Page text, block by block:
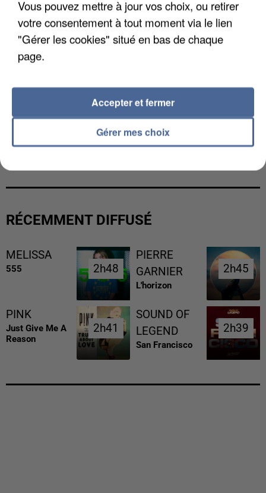
L’UN DES FONDATEURS SUPPOSÉS DE LA DZ
RÉCEMMENT DIFFUSÉ
MELISSA
555 2h48
2h48
PIERRE
GARNIER
L'horizon
2h45
2h45
PINK
Just Give Me A
Reason
2h41
2h41
SOUND OF
LEGEND
San Francisco
2h39
2h39
Vous pouvez mettre à jour vos choix, ou retirer
votre consentement à tout moment via le lien
"Gérer les cookies" situé en bas de chaque
page.
Gérer mes choix
Accepter et fermer